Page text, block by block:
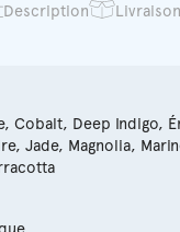
Description Livraison
Cobalt, Deep Indigo,
Jade, Magnolia,